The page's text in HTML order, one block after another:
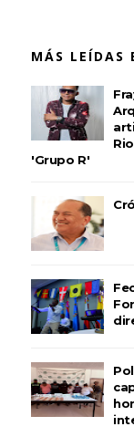
MÁS LEÍDAS
'Grupo R'